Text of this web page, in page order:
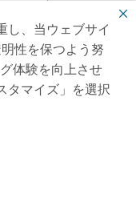
し、当ウェブサイ
性を保つよう努
体験を向上させ
タマイズ」を選択
旅行
家族